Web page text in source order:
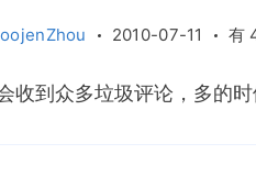
2010-07-11
现
的
有
收到众多垃圾评论，多的